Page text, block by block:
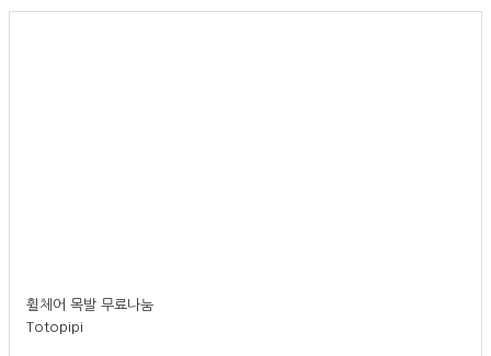
휠체어 목발 무료나눔
Totopipi